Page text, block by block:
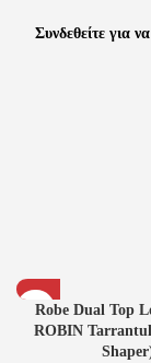
Συνδεθείτε για
Robe Dual Top
ROBIN